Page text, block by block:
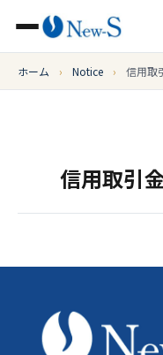
ホーム › Notice › 信用取
信用取引